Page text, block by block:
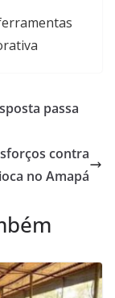
passa
contra
no Amapá